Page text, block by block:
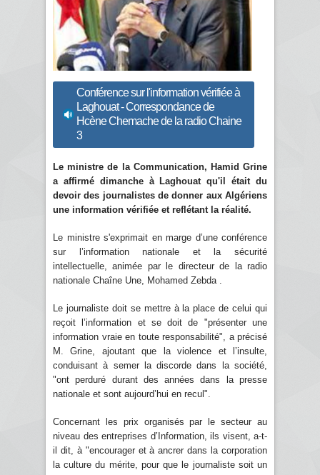
Conférence sur l'information vérifiée à
Laghouat - Correspondance de
Hcène Chemache de la radio Chaine
3
Le ministre de la Communication, Hamid Grine
a affirmé dimanche à Laghouat qu'il était du
devoir des journalistes de donner aux Algériens
une information vérifiée et reflétant la réalité.
Le ministre s'exprimait en marge d’une conférence
sur l’information nationale et la sécurité
intellectuelle, animée par le directeur de la radio
nationale Chaîne Une, Mohamed Zebda .
Le journaliste doit se mettre à la place de celui qui
reçoit l’information et se doit de "présenter une
information vraie en toute responsabilité", a précisé
M. Grine, ajoutant que la violence et l’insulte,
conduisant à semer la discorde dans la société,
"ont perduré durant des années dans la presse
nationale et sont aujourd’hui en recul".
Concernant les prix organisés par le secteur au
niveau des entreprises d’Information, ils visent, a-t-
il dit, à "encourager et à ancrer dans la corporation
la culture du mérite, pour que le journaliste soit un